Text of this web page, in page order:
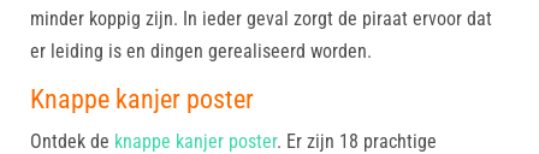
minder koppig zijn. In ieder geval zorgt de piraat ervoor dat
er leiding is en dingen gerealiseerd worden.
Knappe kanjer poster
Ontdek de knappe kanjer poster. Er zijn 18 prachtige